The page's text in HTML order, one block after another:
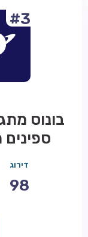
#3
דירוג
98